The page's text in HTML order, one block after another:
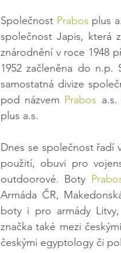
Společnost Prabos plus
společnost Japis, která
znárodnění v roce 1948
1952 začleněna do n.p.
samostatná divize
pod názvem Prabos
plus a.s.
Dnes se společnost řadí
použití, obuvi pro
outdoorové. Boty
Armáda ČR,
boty i pro armády
značka také mezi
českými egyptology či